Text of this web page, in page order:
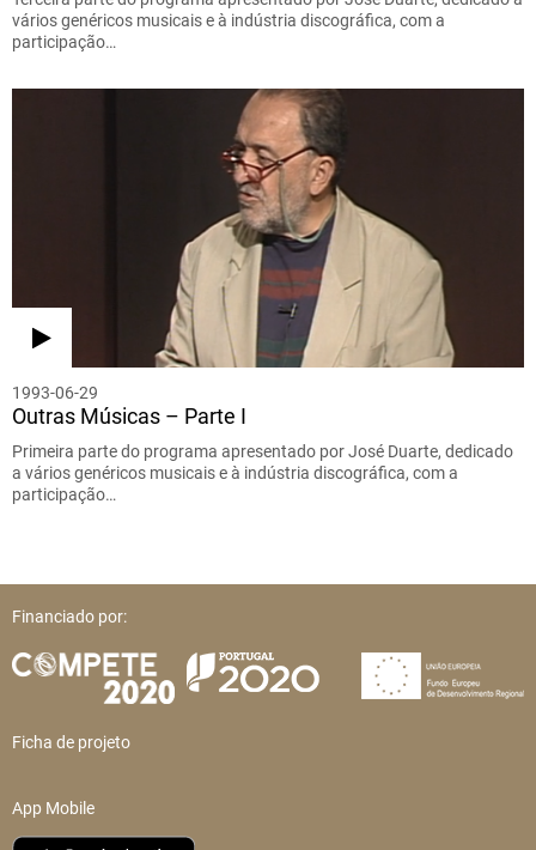
vários genéricos musicais e à indústria discográfica, com a
participação…
1993-06-29
Outras Músicas – Parte I
Primeira parte do programa apresentado por José Duarte, dedicado
a vários genéricos musicais e à indústria discográfica, com a
participação…
Financiado por:
Ficha de projeto
App Mobile